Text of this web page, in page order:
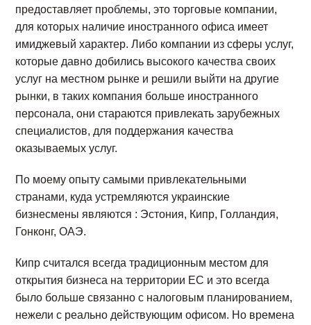
предоставляет проблемы, это торговые компании,
для которых наличие иностранного офиса имеет
имиджевый характер. Либо компании из сферы услуг,
которые давно добились высокого качества своих
услуг на местном рынке и решили выйти на другие
рынки, в таких компания больше иностранного
персонала, они стараются привлекать зарубежных
специалистов, для поддержания качества
оказываемых услуг.
По моему опыту самыми привлекательными
странами, куда устремляются украинские
бизнесмены являются : Эстония, Кипр, Голландия,
Гонконг, ОАЭ.
Кипр считался всегда традиционным местом для
открытия бизнеса на территории ЕС и это всегда
было больше связанно с налоговым планированием,
нежели с реально действующим офисом. Но времена